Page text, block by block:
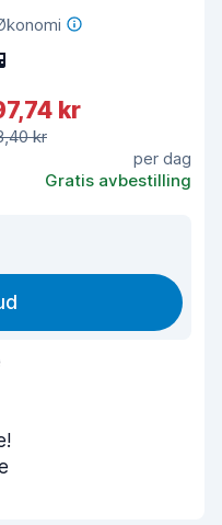
kr
kr
per dag
Gratis avbestilling